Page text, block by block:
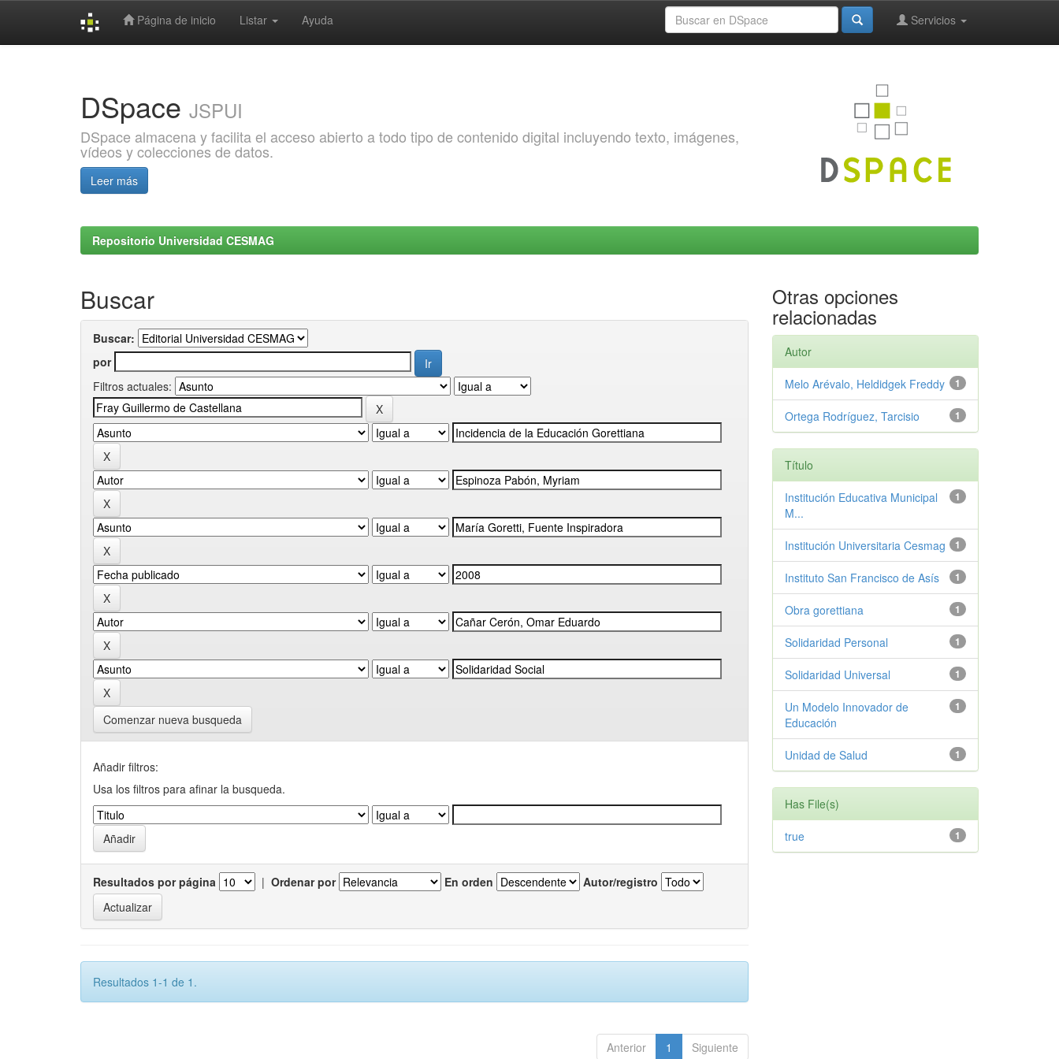
Página de inicio Listar Ayuda Servicios
DSpace JSPUI
DSpace almacena y facilita el acceso abierto a todo tipo de contenido digital incluyendo texto, imágenes,
vídeos y colecciones de datos.
Leer más
Repositorio Universidad CESMAG
Buscar
Buscar:
por
Filtros actuales:
Comenzar nueva busqueda
Añadir filtros:
Usa los filtros para afinar la busqueda.
Resultados por página | Ordenar por En orden Autor/registro
Resultados 1-1 de 1.
Anterior 1 Siguiente
Otras opciones
relacionadas
Autor
1
Melo Arévalo, Heldidgek Freddy
1
Ortega Rodríguez, Tarcisio
Título
1
Institución Educativa Municipal
M...
1
Institución Universitaria Cesmag
1
Instituto San Francisco de Asís
1
Obra gorettiana
1
Solidaridad Personal
1
Solidaridad Universal
1
Un Modelo Innovador de
Educación
1
Unidad de Salud
Has File(s)
1
true